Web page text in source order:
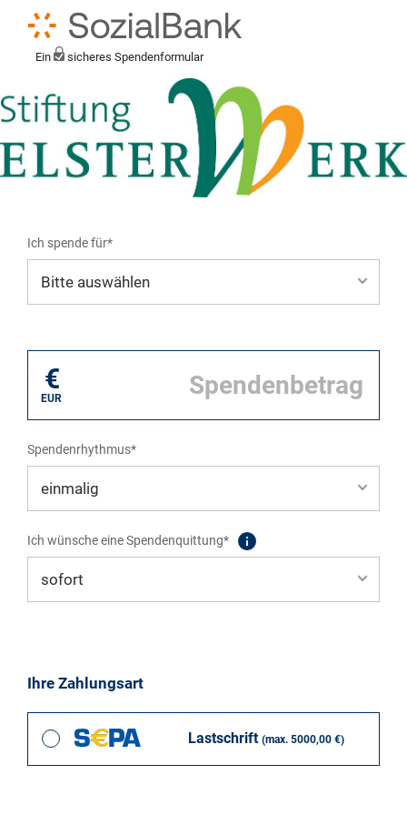
Ein sicheres Spendenformular
Ich spende für*
€
EUR
Spendenrhythmus*
Ich wünsche eine Spendenquittung*
Ihre Zahlungsart
Lastschrift (max. 5000,00 €)